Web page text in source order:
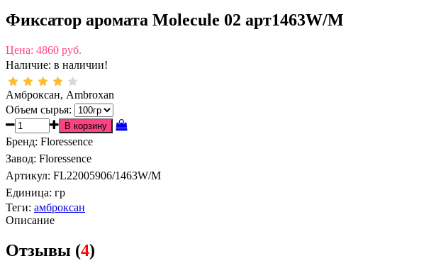
Фиксатор аромата Molecule 02 арт1463W/M
Цена: 4860 руб.
Наличие: в наличии!
Амброксан, Ambroxan
Объем сырья:
Бренд: Floressence
Завод: Floressence
Артикул: FL22005906/1463W/M
Единица: гр
Теги: амброксан
Описание
Отзывы (4)